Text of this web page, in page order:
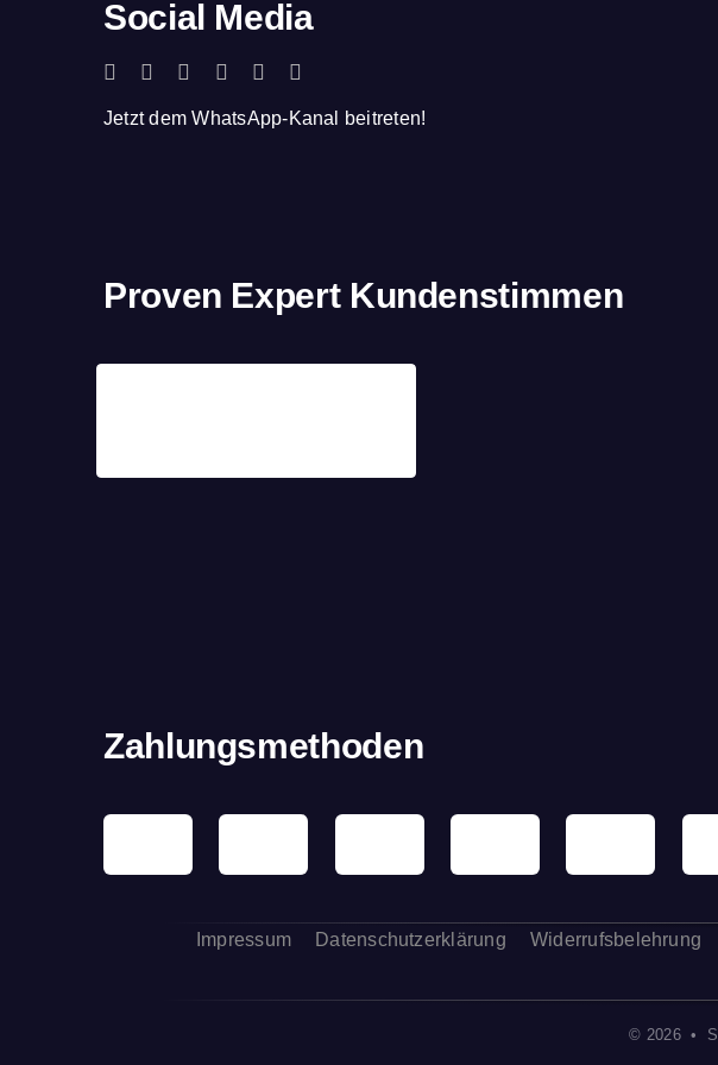
Social Media
Jetzt dem WhatsApp-Kanal beitreten!
Proven Expert Kundenstimmen
Zahlungsmethoden
Impressum Datenschutzerklärung Widerrufsbelehrung
© 2026 •